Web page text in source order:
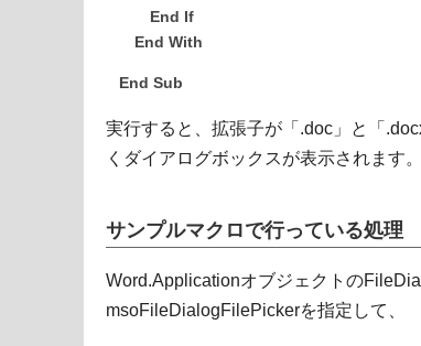
End If
End With
End Sub
実行すると、拡張子が「.doc」と「
くダイアログボックスが表示されます。
サンプルマクロで行っている処理
Word.Applicationオブジェクトの
msoFileDialogFilePickerを指定して、